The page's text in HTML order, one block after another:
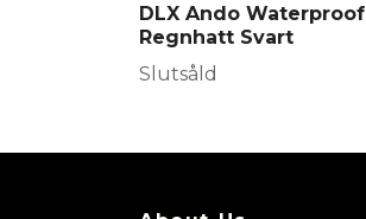
DLX Ando Waterproof
Regnhatt Svart
Slutsåld